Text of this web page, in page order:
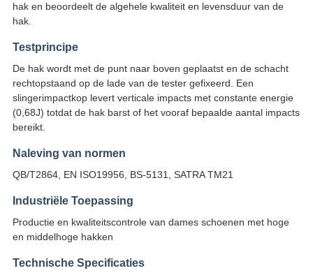
hak en beoordeelt de algehele kwaliteit en levensduur van de
hak.
Testprincipe
De hak wordt met de punt naar boven geplaatst en de schacht
rechtopstaand op de lade van de tester gefixeerd. Een
slingerimpactkop levert verticale impacts met constante energie
(0,68J) totdat de hak barst of het vooraf bepaalde aantal impacts
bereikt.
Naleving van normen
QB/T2864, EN ISO19956, BS-5131, SATRA TM21
Industriële Toepassing
Productie en kwaliteitscontrole van dames schoenen met hoge
en middelhoge hakken
Technische Specificaties